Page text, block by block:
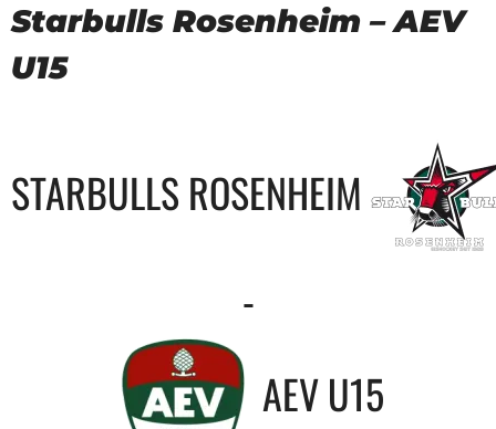
Starbulls Rosenheim – AEV
U15
STARBULLS ROSENHEIM
-
AEV U15